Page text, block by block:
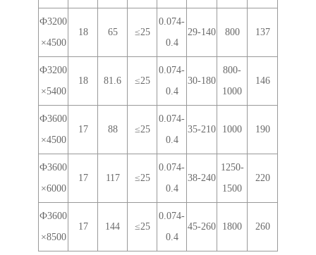
Ф3200
×4500
18 65 ≤25
0.074-
0.4
29-140 800 137
Ф3200
×5400
18 81.6 ≤25
0.074-
0.4
30-180
800-
1000
146
Ф3600
×4500
17 88 ≤25
0.074-
0.4
35-210 1000 190
Ф3600
×6000
17 117 ≤25
0.074-
0.4
38-240
1250-
1500
220
Ф3600
×8500
17 144 ≤25
0.074-
0.4
45-260 1800 260